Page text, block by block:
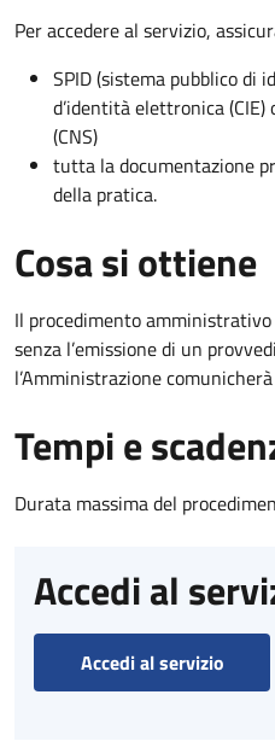
Per accedere al servizio,
SPID (sistema pubblico di
d’identità elettronica
(CNS)
tutta la documentazione
della pratica.
Cosa si ottiene
Il procedimento
senza l’emissione di un
l’Amministrazione
Tempi e
Durata massima del
Accedi al
Accedi al servizio